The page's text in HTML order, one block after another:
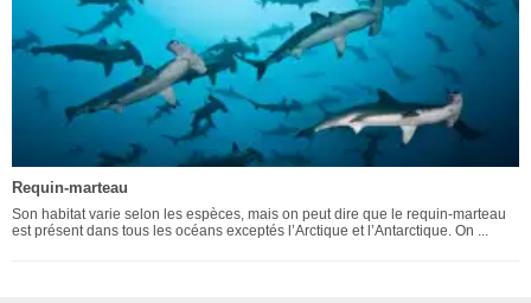
Requin-marteau
Son habitat varie selon les espèces, mais on peut dire que le requin-marteau
est présent dans tous les océans exceptés l’Arctique et l’Antarctique. On ...